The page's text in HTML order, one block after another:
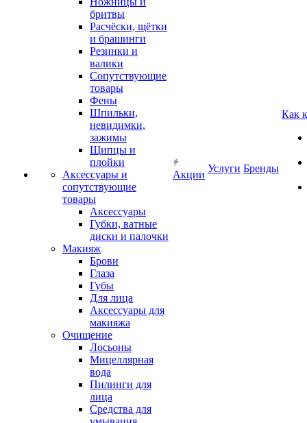
бритвы
Расчёски, щётки
и брашинги
Резинки и
валики
Сопутствующие
товары
Фены
Шпильки,
невидимки,
зажимы
Щипцы и
плойки
Аксессуары и
сопутствующие
товары
Аксессуары
Губки, ватные
диски и палочки
Макияж
Брови
Глаза
Губы
Для лица
Аксессуары для
макияжа
Очищение
Лосьоны
Мицеллярная
вода
Пилинги для
лица
Средства для
Акции
Услуги Бренды
Как